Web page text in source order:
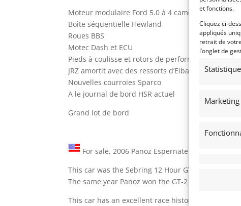
et fonctions.
Cliquez ci-
appliqués
retrait de
l’onglet de
Marketing
Moteur modulaire Ford 5.0 à 4 cames construit par
Boîte séquentielle Hewland
Roues BBS
Motec Dash et ECU
Pieds à coulisse et rotors de performance
JRZ amortit avec des ressorts d’Eibach
Nouvelles courroies Sparco
A le journal de bord HSR actuel
Grand lot de bord
For sale, 2006 Panoz Espernate GTLM.
This car was the Sebring 12 Hour GT Class winner
The same year Panoz won the GT-2 class at the Le
This car has an excellent race history : Raced at Le